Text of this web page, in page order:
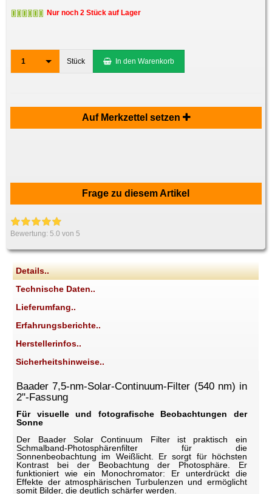
Nur noch 2 Stück auf Lager
1 Stück In den Warenkorb
Auf Merkzettel setzen
Frage zu diesem Artikel
Bewertung:5.0 von 5
Details..
Technische Daten..
Lieferumfang..
Erfahrungsberichte..
Herstellerinfos..
Sicherheitshinweise..
Baader 7,5-nm-Solar-Continuum-Filter (540 nm) in
2"-Fassung
Für visuelle und fotografische Beobachtungen der
Sonne
Der Baader Solar Continuum Filter ist praktisch ein
Schmalband-Photosphärenfilter für die
Sonnenbeobachtung im Weißlicht. Er sorgt für höchsten
Kontrast bei der Beobachtung der Photosphäre. Er
funktioniert wie ein Monochromator: Er unterdrückt die
Effekte der atmosphärischen Turbulenzen und ermöglicht
somit Bilder, die deutlich schärfer werden.